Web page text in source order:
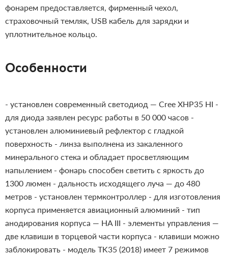
фонарем предоставляется, фирменный чехол,
страховочный темляк, USB кабель для зарядки и
уплотнительное кольцо.
Особенности
- установлен современный светодиод — Cree XHP35 HI -
для диода заявлен ресурс работы в 50 000 часов -
установлен алюминиевый рефлектор с гладкой
поверхность - линза выполнена из закаленного
минерального стека и обладает просветляющим
напылением - фонарь способен светить с яркость до
1300 люмен - дальность исходящего луча — до 480
метров - установлен термконтроллер - для изготовления
корпуса применяется авиационный алюминий - тип
анодирования корпуса — HA III - элементы управления —
две клавиши в торцевой части корпуса - клавиши можно
заблокировать - модель TK35 (2018) имеет 7 режимов